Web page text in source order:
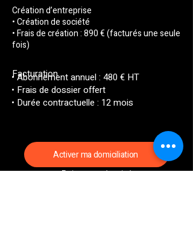
Création d’entreprise
• Création de société
• Frais de création : 890 € (facturés une seule
fois)
Facturation
• Abonnement annuel : 480 € HT
• Frais de dossier offert
• Durée contractuelle : 12 mois
Activer ma domiciliation
Paiement sécurisé